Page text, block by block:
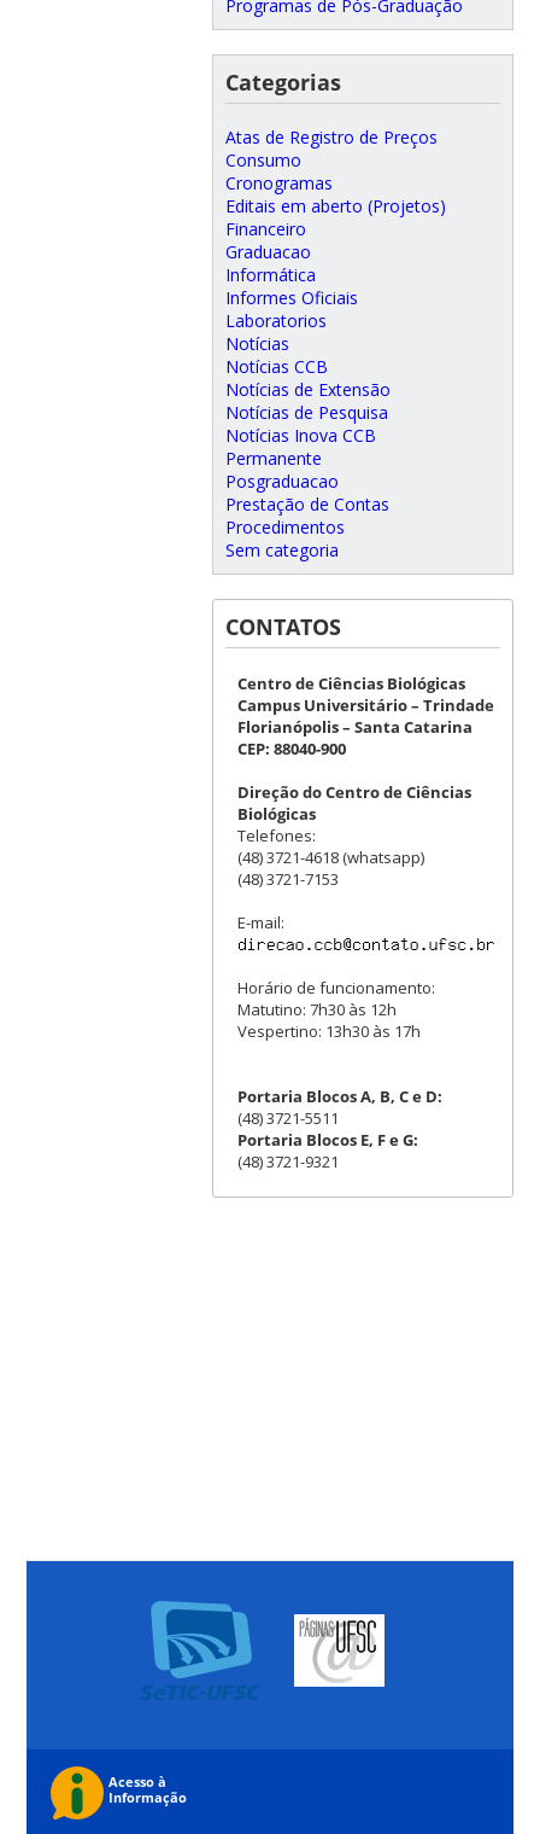
Programas de Pós-Graduação
Categorias
Atas de Registro de Preços
Consumo
Cronogramas
Editais em aberto (Projetos)
Financeiro
Graduacao
Informática
Informes Oficiais
Laboratorios
Notícias
Notícias CCB
Notícias de Extensão
Notícias de Pesquisa
Notícias Inova CCB
Permanente
Posgraduacao
Prestação de Contas
Procedimentos
Sem categoria
CONTATOS
Centro de Ciências Biológicas
Campus Universitário – Trindade
Florianópolis – Santa Catarina
CEP: 88040-900
Direção do Centro de Ciências
Biológicas
Telefones:
(48) 3721-4618 (whatsapp)
(48) 3721-7153
E-mail:
Horário de funcionamento:
Matutino: 7h30 às 12h
Vespertino: 13h30 às 17h
Portaria Blocos A, B, C e D:
(48) 3721-5511
Portaria Blocos E, F e G:
(48) 3721-9321